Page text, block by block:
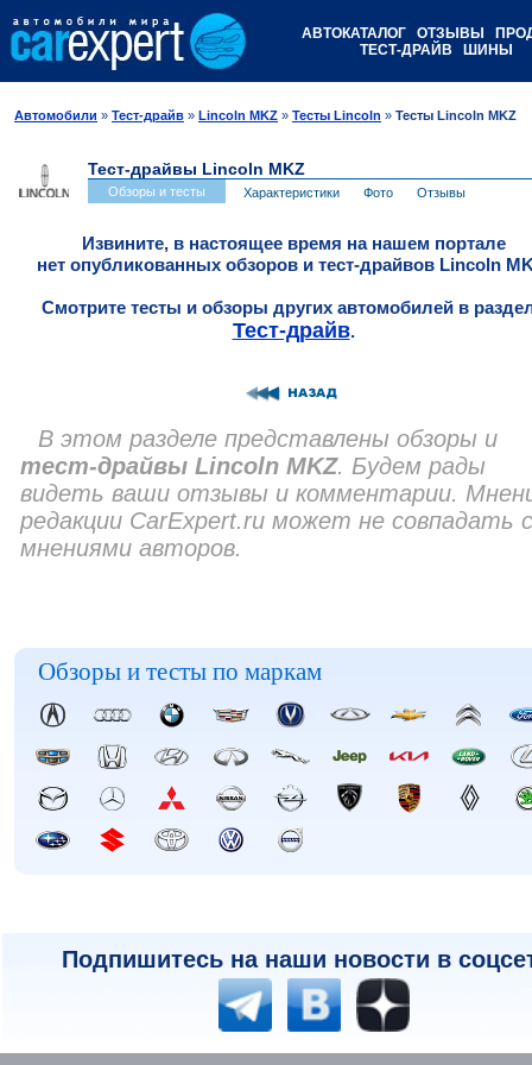
АВТОКАТАЛОГ ОТЗЫВЫ
ТЕСТ-ДРАЙВ
ШИНЫ
Автомобили » Тест-драйв » Lincoln MKZ » Тесты Lincoln » Тесты Lincoln MKZ
Тест-драйвы Lincoln MKZ
Обзоры и тесты Характеристики Фото Отзывы
Извините, в настоящее время на нашем портале
нет опубликованных обзоров и тест-драйвов Lincoln
Смотрите тесты и обзоры других автомобилей в
Тест-драйв.
В этом разделе представлены обзоры и
тест-драйвы Lincoln MKZ. Будем рады
видеть ваши отзывы и комментарии.
редакции CarExpert.ru может не совпадать с
мнениями авторов.
Обзоры и тесты по маркам
Подпишитесь на наши новости в